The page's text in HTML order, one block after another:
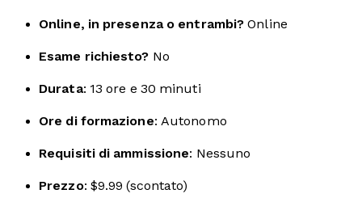
Online, in presenza o entrambi? Online
Esame richiesto? No
Durata: 13 ore e 30 minuti
Ore di formazione: Autonomo
Requisiti di ammissione: Nessuno
Prezzo: $9.99 (scontato)